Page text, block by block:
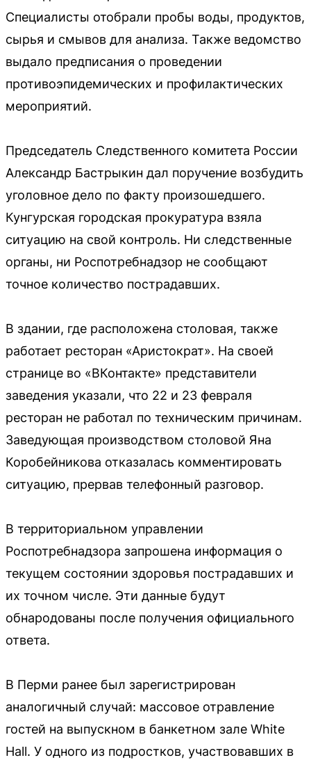
Специалисты отобрали пробы воды, продуктов,
сырья и смывов для анализа. Также ведомство
выдало предписания о проведении
противоэпидемических и профилактических
мероприятий.
Председатель Следственного комитета России
Александр Бастрыкин дал поручение возбудить
уголовное дело по факту произошедшего.
Кунгурская городская прокуратура взяла
ситуацию на свой контроль. Ни следственные
органы, ни Роспотребнадзор не сообщают
точное количество пострадавших.
В здании, где расположена столовая, также
работает ресторан «Аристократ». На своей
странице во «ВКонтакте» представители
заведения указали, что 22 и 23 февраля
ресторан не работал по техническим причинам.
Заведующая производством столовой Яна
Коробейникова отказалась комментировать
ситуацию, прервав телефонный разговор.
В территориальном управлении
Роспотребнадзора запрошена информация о
текущем состоянии здоровья пострадавших и
их точном числе. Эти данные будут
обнародованы после получения официального
ответа.
В Перми ранее был зарегистрирован
аналогичный случай: массовое отравление
гостей на выпускном в банкетном зале White
Hall. У одного из подростков, участвовавших в